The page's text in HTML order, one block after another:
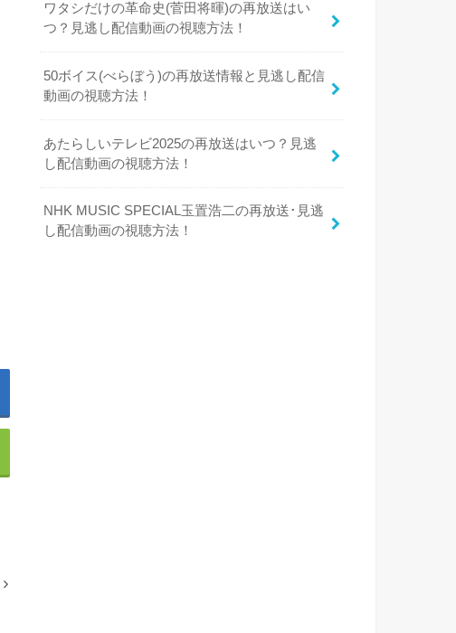
ワタシだけの革命史(菅田将暉)の再放送はい
つ？見逃し配信動画の視聴方法！
50ボイス(べらぼう)の再放送情報と見逃し配信
動画の視聴方法！
あたらしいテレビ2025の再放送はいつ？見逃
し配信動画の視聴方法！
NHK MUSIC SPECIAL玉置浩二の再放送･見逃
し配信動画の視聴方法！